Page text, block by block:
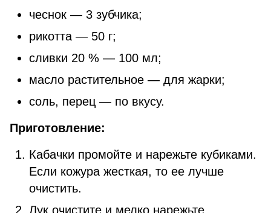
чеснок — 3 зубчика;
рикотта — 50 г;
сливки 20 % — 100 мл;
масло растительное — для жарки;
соль, перец — по вкусу.
Приготовление:
Кабачки промойте и нарежьте кубиками.
Если кожура жесткая, то ее лучше
очистить.
Лук очистите и мелко нарежьте.